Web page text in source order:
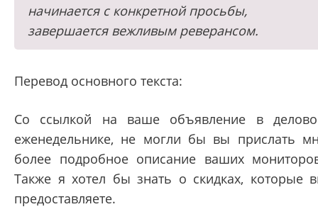
начинается с конкретной просьбы,
завершается вежливым реверансом.
Перевод основного текста:
Со ссылкой на ваше объявление в
еженедельнике, не могли бы вы прислать
более подробное описание ваших
Также я хотел бы знать о скидках, которые
предоставляете.